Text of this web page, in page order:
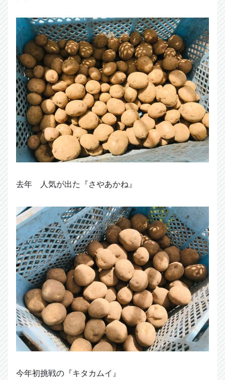
去年 人気が出た『さやあかね』
今年初挑戦の『キタカムイ』